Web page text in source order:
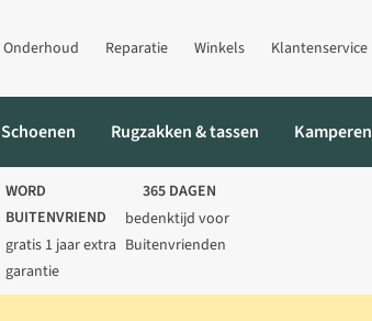
Onderhoud Reparatie Winkels Klantenservice
Schoenen Rugzakken & tassen Kamperen
WORD
BUITENVRIEND
gratis 1 jaar extra
garantie
365 DAGEN
bedenktijd voor
Buitenvrienden